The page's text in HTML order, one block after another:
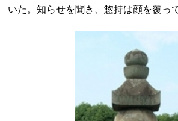
いた。知らせを聞き、惣持は顔を覆っ